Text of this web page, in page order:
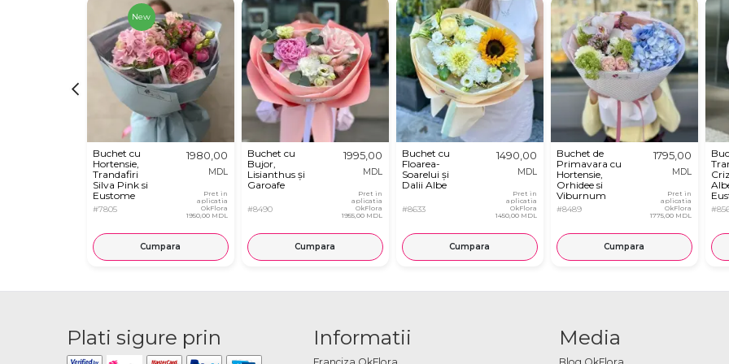
New
Buchet cu
Hortensie,
Trandafiri
Silva Pink si
Eustome
#7805
1980,00
MDL
Pret in
aplicatia
OkFlora
1950,00 MDL
Cumpara
Buchet cu
Bujor,
Lisianthus și
Garoafe
#8490
1995,00
MDL
Pret in
aplicatia
OkFlora
1955,00 MDL
Cumpara
Buchet cu
Floarea-
Soarelui și
Dalii Albe
#8633
1490,00
MDL
Pret in
aplicatia
OkFlora
1450,00 MDL
Cumpara
Buchet de
Primavara cu
Hortensie,
Orhidee si
Viburnum
#8489
1795,00
MDL
Pret in
aplicatia
OkFlora
1775,00 MDL
Cumpara
Plati sigure prin Informatii Media